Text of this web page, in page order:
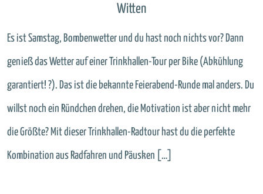
Witten
Es ist Samstag, Bombenwetter und du hast noch nichts vor? Dann
genieß das Wetter auf einer Trinkhallen-Tour per Bike (Abkühlung
garantiert! ?). Das ist die bekannte Feierabend-Runde mal anders. Du
willst noch ein Ründchen drehen, die Motivation ist aber nicht mehr
die Größte? Mit dieser Trinkhallen-Radtour hast du die perfekte
Kombination aus Radfahren und Päusken […]